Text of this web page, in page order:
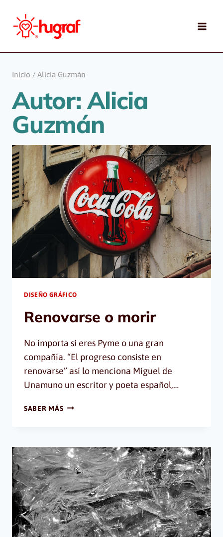
contenido
Inicio / Alicia Guzmán
Autor: Alicia
Guzmán
DISEÑO GRÁFICO
Renovarse o morir
No importa si eres Pyme o una gran
compañía. “El progreso consiste en
renovarse” así lo menciona Miguel de
Unamuno un escritor y poeta español,…
SABER MÁSRENOVARSE